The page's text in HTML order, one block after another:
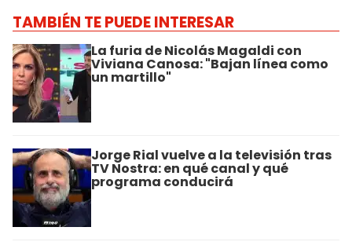
TAMBIÉN TE PUEDE INTERESAR
La furia de Nicolás Magaldi con
Viviana Canosa: "Bajan línea como
un martillo"
Jorge Rial vuelve a la televisión tras
TV Nostra: en qué canal y qué
programa conducirá